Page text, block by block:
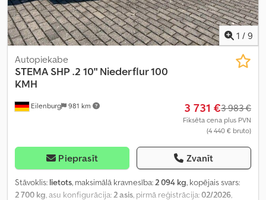
1 / 9
Eilenburg 981 km
Autopiekabe
STEMA SHP .2 10" Niederflur 100
KMH
3 731 €3 983 €
Fiksēta cena plus PVN
(4 440 € bruto)
Pieprasīt Zvanīt
Stāvoklis: lietots, maksimālā kravnesība:2 094 kg, kopējais svars:
2 700 kg, asu konfigurācija:2 asis, pirmā reģistrācija:02/2026,